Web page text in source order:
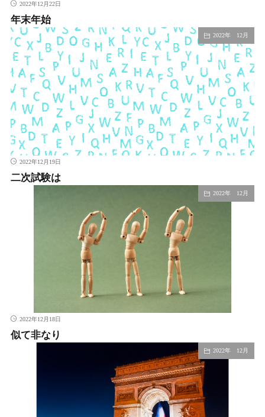
2022年12月22日
年末年始
2022年 12月
2022年12月19日
二次試験は
2022年 12月
2022年12月18日
似て非なり
2022年 12月